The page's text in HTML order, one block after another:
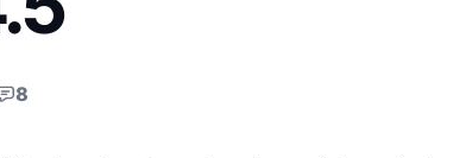
8